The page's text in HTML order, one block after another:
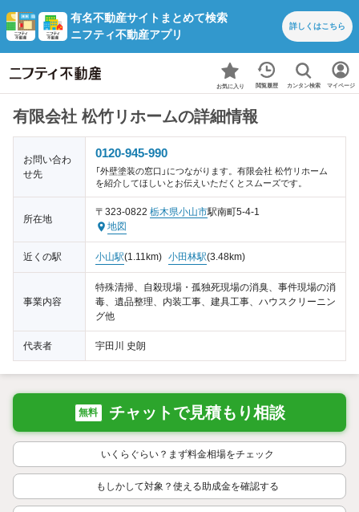
有名不動産サイトまとめて検索
ニフティ不動産アプリ
詳しくはこちら
お気に入り 閲覧履歴 カンタン検索 マイページ
有限会社 松竹リホームの詳細情報
お問い合わ
せ先
0120-945-990
「外壁塗装の窓口」につながります。有限会社 松竹リホーム
を紹介してほしいとお伝えいただくとスムーズです。
所在地
〒323-0822 栃木県小山市駅南町5-4-1
地図
近くの駅 小山駅(1.11km) 小田林駅(3.48km)
事業内容
特殊清掃、自殺現場・孤独死現場の消臭、事件現場の消
毒、遺品整理、内装工事、建具工事、ハウスクリーニン
グ他
代表者 宇田川 史朗
無料 チャットで見積もり相談
いくらぐらい？まず料金相場をチェック
もしかして対象？使える助成金を確認する